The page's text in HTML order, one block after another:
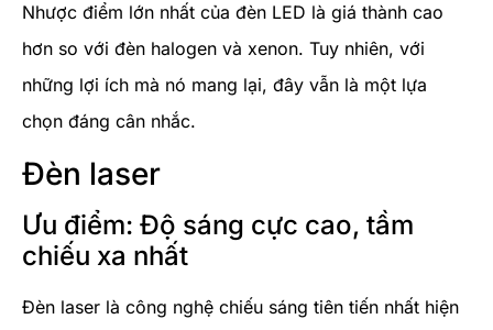
Nhược điểm lớn nhất của đèn LED là giá thành cao
hơn so với đèn halogen và xenon. Tuy nhiên, với
những lợi ích mà nó mang lại, đây vẫn là một lựa
chọn đáng cân nhắc.
Đèn laser
Ưu điểm: Độ sáng cực cao, tầm
chiếu xa nhất
Đèn laser là công nghệ chiếu sáng tiên tiến nhất hiện